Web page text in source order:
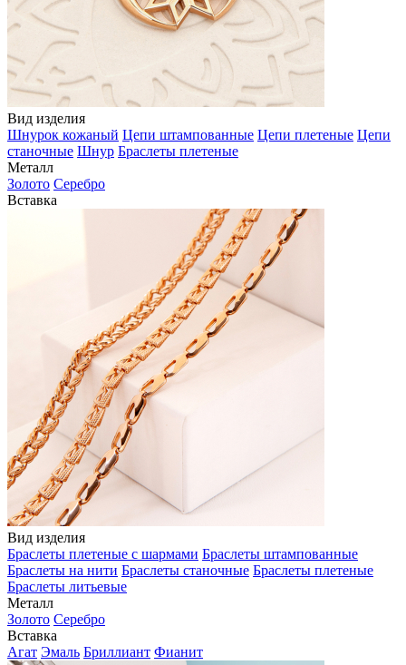
Вид изделия
Шнурок кожаный Цепи штампованные Цепи плетеные Цепи
станочные Шнур Браслеты плетеные
Металл
Золото Серебро
Вставка
Вид изделия
Браслеты плетеные с шармами Браслеты штампованные
Браслеты на нити Браслеты станочные Браслеты плетеные
Браслеты литьевые
Металл
Золото Серебро
Вставка
Агат Эмаль Бриллиант Фианит